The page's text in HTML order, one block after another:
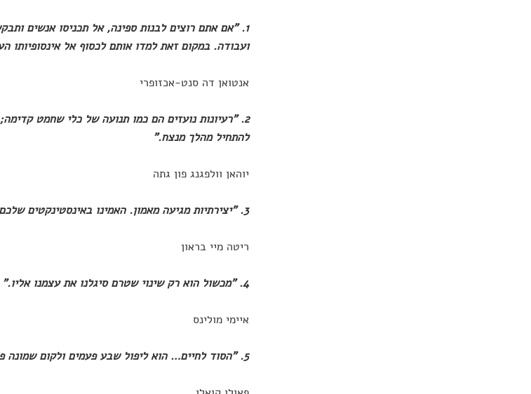
1. "אם אתם רוצים לבנות ספינה, אל תכניסו אנשים
ועבודה. במקום זאת למדו אותם לכסוף אל אינסופיותו
אנטואן דה סנט-אכזופרי
2. "רעיונות נועזים הם כמו תנועה של כלי שחמט
להתחיל מהלך מנצח."
יוהאן וולפגנג פון גתה
3. "יצירתיות מגיעה מאמון. האמינו באינסטינקטים שלכם. ולעולם אל תצפו ליותר ממה שעבדתם."
ריטה מיי בראון
4. "מכשול הוא רק שינוי שטרם סיגלנו את עצמנו אליו."
איימי מולינס
5. "הסוד לחיים… הוא ליפול שבע פעמים ולקום שמונה פעמים."